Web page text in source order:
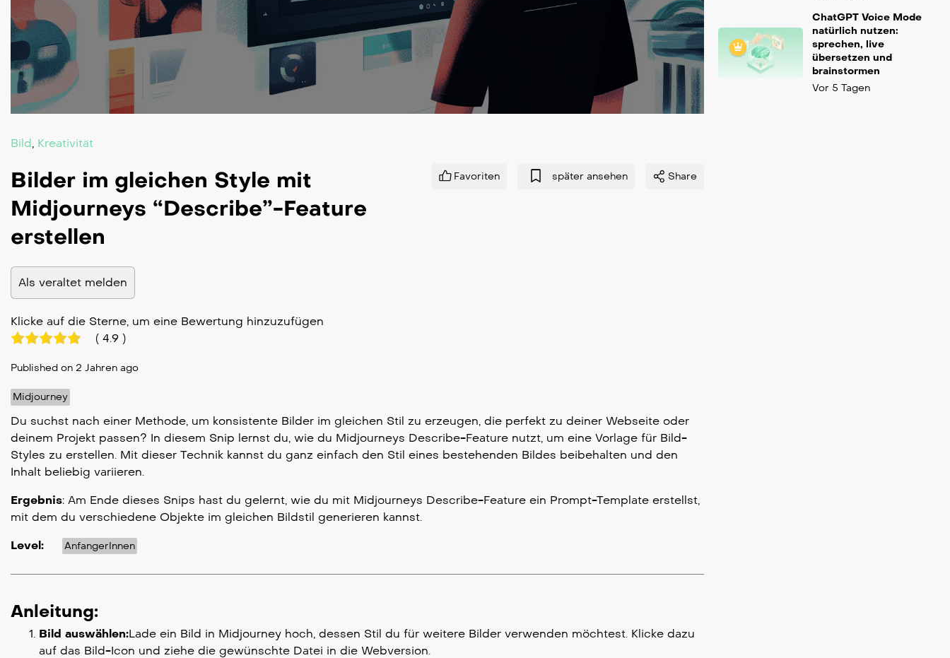
Bild Kreativität
Bilder im gleichen Style mit
Midjourneys “Describe”-Feature
erstellen
Als veraltet melden
Favoriten später ansehen Share
Klicke auf die Sterne, um eine Bewertung hinzuzufügen
( 4.9 )
Published on 2 Jahren ago
Midjourney
Du suchst nach einer Methode, um konsistente Bilder im gleichen Stil zu erzeugen, die perfekt zu deiner Webseite oder
deinem Projekt passen? In diesem Snip lernst du, wie du Midjourneys Describe-Feature nutzt, um eine Vorlage für Bild-
Styles zu erstellen. Mit dieser Technik kannst du ganz einfach den Stil eines bestehenden Bildes beibehalten und den
Inhalt beliebig variieren.
Ergebnis: Am Ende dieses Snips hast du gelernt, wie du mit Midjourneys Describe-Feature ein Prompt-Template erstellst,
mit dem du verschiedene Objekte im gleichen Bildstil generieren kannst.
Level: AnfangerInnen
Anleitung:
Bild auswählen:Lade ein Bild in Midjourney hoch, dessen Stil du für weitere Bilder verwenden möchtest. Klicke dazu
auf das Bild-Icon und ziehe die gewünschte Datei in die Webversion.
ChatGPT Voice Mode
natürlich nutzen:
sprechen, live
übersetzen und
brainstormen
Vor 5 Tagen